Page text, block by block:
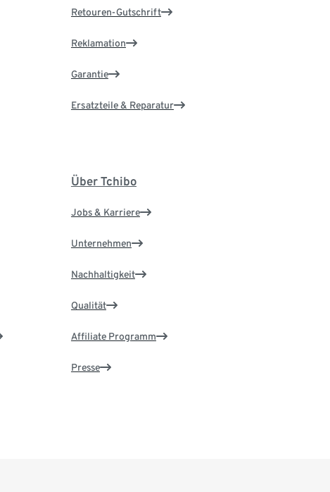
Retouren-Gutschrift
Reklamation
Garantie
Ersatzteile & Reparatur
Über Tchibo
Jobs & Karriere
Unternehmen
Nachhaltigkeit
Qualität
Affiliate Programm
Presse